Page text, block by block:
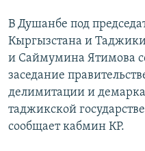
В Душанбе под
Кыргызстана и
и Саймумина Ятимова
заседание
делимитации и
таджикской
сообщает кабмин КР.